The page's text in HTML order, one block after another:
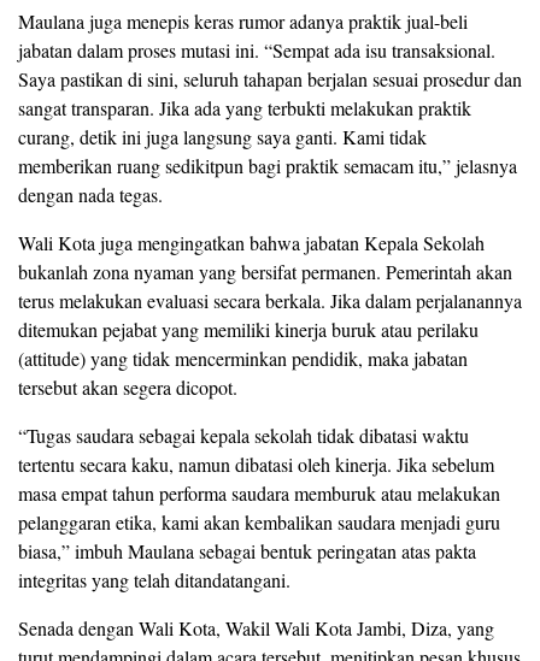
Maulana juga menepis keras rumor adanya praktik jual-beli
jabatan dalam proses mutasi ini. “Sempat ada isu transaksional.
Saya pastikan di sini, seluruh tahapan berjalan sesuai prosedur dan
sangat transparan. Jika ada yang terbukti melakukan praktik
curang, detik ini juga langsung saya ganti. Kami tidak
memberikan ruang sedikitpun bagi praktik semacam itu,” jelasnya
dengan nada tegas.
Wali Kota juga mengingatkan bahwa jabatan Kepala Sekolah
bukanlah zona nyaman yang bersifat permanen. Pemerintah akan
terus melakukan evaluasi secara berkala. Jika dalam perjalanannya
ditemukan pejabat yang memiliki kinerja buruk atau perilaku
(attitude) yang tidak mencerminkan pendidik, maka jabatan
tersebut akan segera dicopot.
​“Tugas saudara sebagai kepala sekolah tidak dibatasi waktu
tertentu secara kaku, namun dibatasi oleh kinerja. Jika sebelum
masa empat tahun performa saudara memburuk atau melakukan
pelanggaran etika, kami akan kembalikan saudara menjadi guru
biasa,” imbuh Maulana sebagai bentuk peringatan atas pakta
integritas yang telah ditandatangani.
Senada dengan Wali Kota, Wakil Wali Kota Jambi, Diza, yang